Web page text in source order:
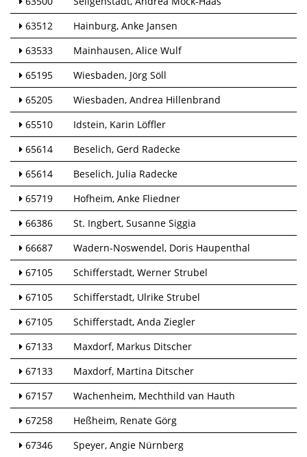
63512
Hainburg Anke Jansen
63533
Mainhausen Alice Wulf
65195
Wiesbaden Jörg Söll
65205
Wiesbaden Andrea Hillenbrand
65510
Idstein Karin Löffler
65614
Beselich Gerd Radecke
65614
Beselich Julia Radecke
65719
Hofheim Anke Fliedner
66386
St. Ingbert Susanne Siggia
66687
Wadern-Noswendel Doris Haupenthal
67105
Schifferstadt Werner Strubel
67105
Schifferstadt Ulrike Strubel
67105
Schifferstadt Anda Ziegler
67133
Maxdorf Markus Ditscher
67133
Maxdorf Martina Ditscher
67157
Wachenheim Mechthild van Hauth
67258
Heßheim Renate Görg
67346
Speyer Angie Nürnberg